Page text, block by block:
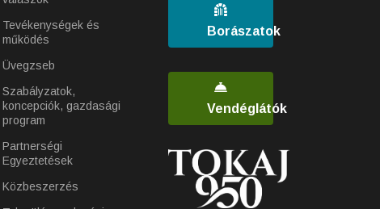
Tevékenységek és
működés
Üvegzseb
Szabályzatok,
koncepciók, gazdasági
program
Partnerségi
Egyeztetések
Közbeszerzés
Borászatok
Vendéglátók